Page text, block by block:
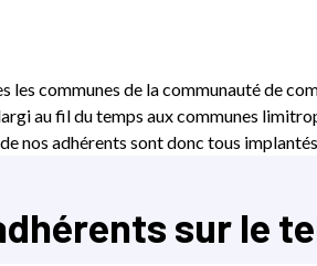
les communes de la communauté de
au fil du temps aux communes
de nos adhérents sont donc tous
sur le